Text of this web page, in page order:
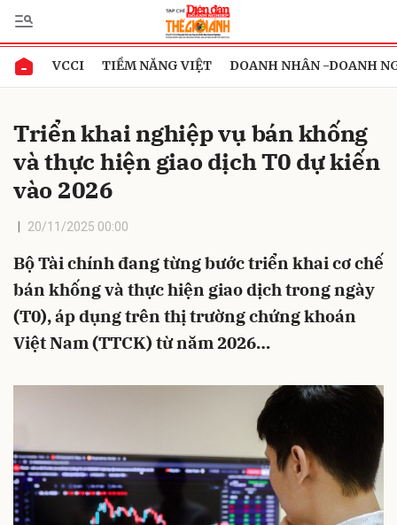
VCCI TIỀM NĂNG VIỆT DOANH NHÂN -DOANH
Triển khai nghiệp vụ bán khống
và thực hiện giao dịch T0 dự kiến
vào 2026
20/11/2025 00:00
Bộ Tài chính đang từng bước triển khai cơ chế
bán khống và thực hiện giao dịch trong ngày
(T0), áp dụng trên thị trường chứng khoán
Việt Nam (TTCK) từ năm 2026…
Gửi bình luận
Hủy Gửi